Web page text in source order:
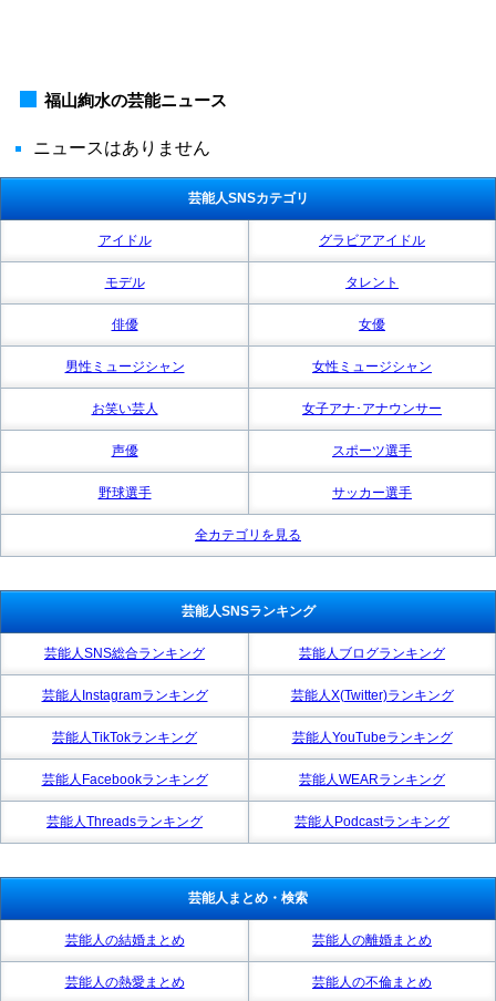
福山絢水の芸能ニュース
ニュースはありません
芸能人SNSカテゴリ
アイドル グラビアアイドル
モデル タレント
俳優 女優
男性ミュージシャン 女性ミュージシャン
お笑い芸人 女子アナ･アナウンサー
声優 スポーツ選手
野球選手 サッカー選手
全カテゴリを見る
芸能人SNSランキング
芸能人SNS総合ランキング 芸能人ブログランキング
芸能人Instagramランキング 芸能人X(Twitter)ランキング
芸能人TikTokランキング 芸能人YouTubeランキング
芸能人Facebookランキング 芸能人WEARランキング
芸能人Threadsランキング 芸能人Podcastランキング
芸能人まとめ・検索
芸能人の結婚まとめ 芸能人の離婚まとめ
芸能人の熱愛まとめ 芸能人の不倫まとめ